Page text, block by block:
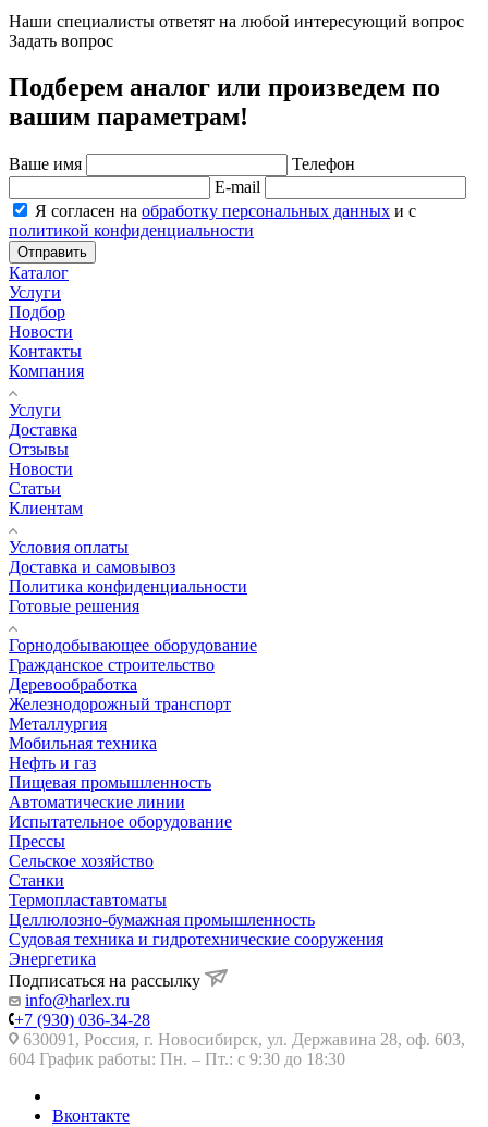
Наши специалисты ответят на любой интересующий вопрос
Задать вопрос
Подберем аналог или произведем по
вашим параметрам!
Ваше имя
Телефон
E-mail
Я согласен на обработку персональных данных и с
политикой конфиденциальности
Отправить
Каталог
Услуги
Подбор
Новости
Контакты
Компания
Услуги
Доставка
Отзывы
Новости
Статьи
Клиентам
Условия оплаты
Доставка и самовывоз
Политика конфиденциальности
Готовые решения
Горнодобывающее оборудование
Гражданское строительство
Деревообработка
Железнодорожный транспорт
Металлургия
Мобильная техника
Нефть и газ
Пищевая промышленность
Автоматические линии
Испытательное оборудование
Прессы
Сельское хозяйство
Станки
Термопластавтоматы
Целлюлозно-бумажная промышленность
Судовая техника и гидротехнические сооружения
Энергетика
Подписаться на рассылку
info@harlex.ru
+7 (930) 036-34-28
630091, Россия, г. Новосибирск, ул. Державина 28, оф. 603,
604 График работы: Пн. – Пт.: с 9:30 до 18:30
Вконтакте